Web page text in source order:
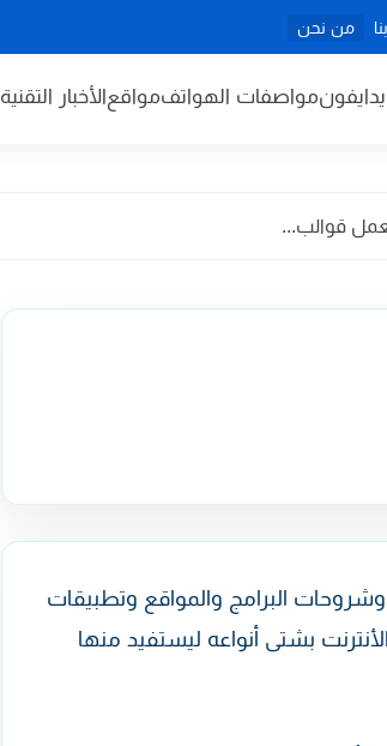
من نحن
ايفونمواصفات الهواتفمواقعالأخبار التقنية
قوالب...
البرامج والمواقع وتطبيقات
بشتى أنواعه ليستفيد منها